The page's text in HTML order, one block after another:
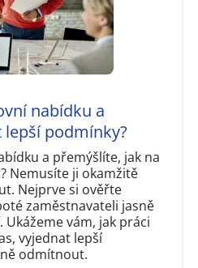
nabídku a
podmínky?
a přemýšlíte, jak na
Nemusíte ji okamžitě
Nejprve si ověřte
zaměstnavateli jasně
vám, jak práci
vyjednat lepší
odmítnout.